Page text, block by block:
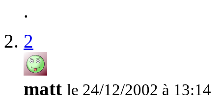
.
2
matt le 24/12/2002 à 13:14